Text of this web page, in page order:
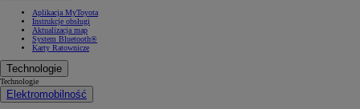
Aplikacja MyToyota
Instrukcje obsługi
Aktualizacja map
System Bluetooth®
Karty Ratownicze
Technologie
Technologie
Elektromobilność